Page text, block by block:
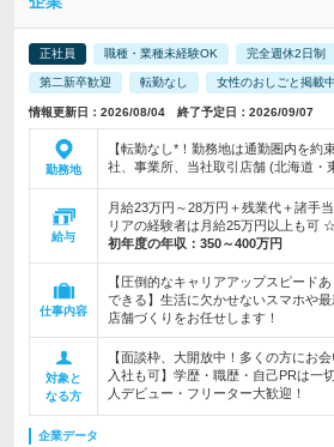
正社員 職種・業種未経験OK 完全週休2日制
第二新卒歓迎 転勤なし 女性のおしごと掲載中
情報更新日：2026/08/04 終了予定日：2026/09/07
勤務地
【転勤なし*！勤務地は通勤圏内を約
社、事業所、当社取引店舗 (北海道・
給与
月給23万円～28万円＋残業代＋諸手
リアの経験者は月給25万円以上も可
初年度の年収： 350～400万円
仕事内容
【圧倒的なキャリアアップスピード
できる】生活に欠かせないスマホや最
店舗づくりをお任せします！
対象と
なる方
【面談枠、大開放中！多くの方にお
入社も可】学歴・職歴・自己PRは一
人デビュー・フリーター大歓迎！
企業データ